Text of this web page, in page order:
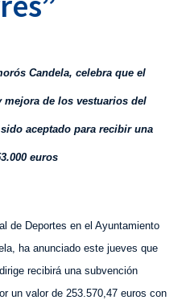
Candela, celebra que el
mejora de los vestuarios del
aceptado para recibir una
euros
de Deportes en el Ayuntamiento
ha anunciado este jueves que
recibirá una subvención
un valor de 253.570,47 euros con